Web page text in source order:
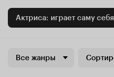
Актриса: играет саму себя
Все жанры